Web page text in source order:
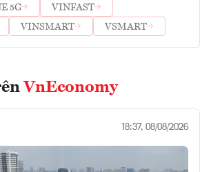
5G
VINFAST
VINSMART VSMART
VnEconomy
18:37, 08/08/2026